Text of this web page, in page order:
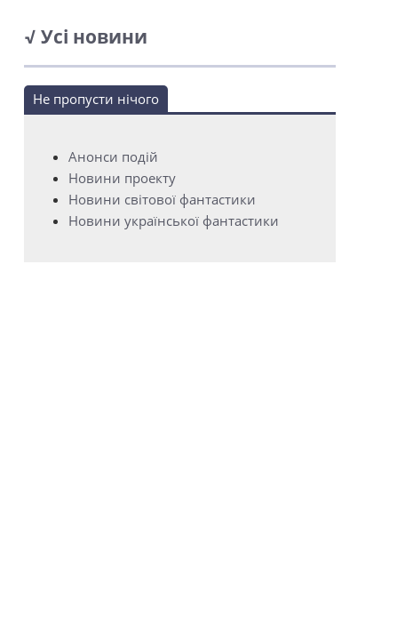
√ Усі новини
Не пропусти нічого
Анонси подій
Новини проекту
Новини світової фантастики
Новини української фантастики